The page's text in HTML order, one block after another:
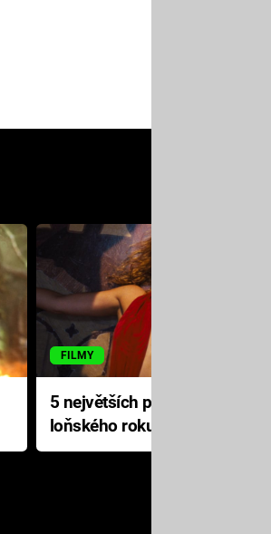
FILMY
5 největších propadáků
loňského roku: Disney na
jediné katastrofě prodělal 200